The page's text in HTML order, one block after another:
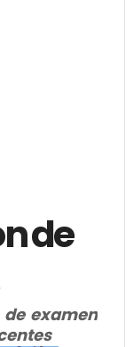
de
examen